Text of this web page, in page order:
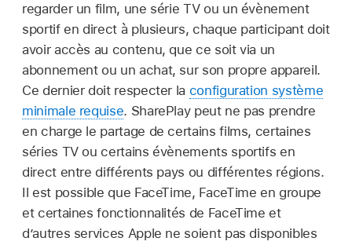
regarder un film, une série TV ou un évènement
sportif en direct à plusieurs, chaque participant doit
avoir accès au contenu, que ce soit via un
abonnement ou un achat, sur son propre appareil.
Ce dernier doit respecter la configuration système
minimale requise. SharePlay peut ne pas prendre
en charge le partage de certains films, certaines
séries TV ou certains évènements sportifs en
direct entre différents pays ou différentes régions.
Il est possible que FaceTime, FaceTime en groupe
et certaines fonctionnalités de FaceTime et
d’autres services Apple ne soient pas disponibles